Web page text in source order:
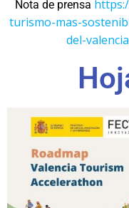
Nota de prensa
turismo-mas-
del-